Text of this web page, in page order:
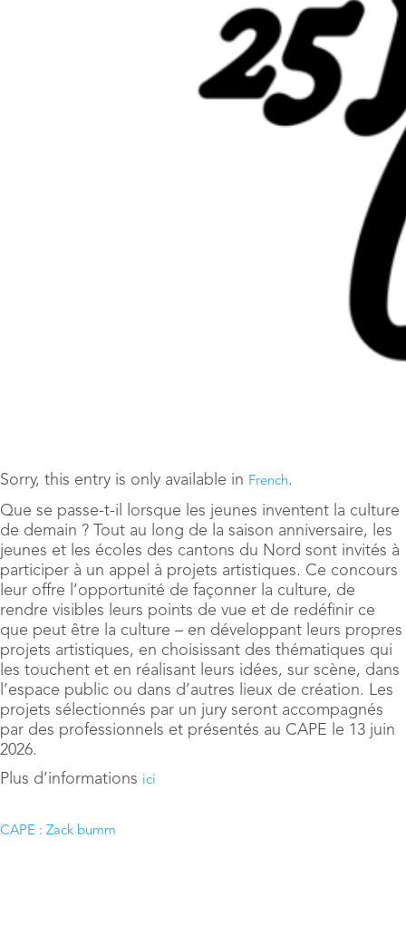
Sorry, this entry is only available in French.
Que se passe-t-il lorsque les jeunes inventent la culture
de demain ? Tout au long de la saison anniversaire, les
jeunes et les écoles des cantons du Nord sont invités à
participer à un appel à projets artistiques. Ce concours
leur offre l’opportunité de façonner la culture, de
rendre visibles leurs points de vue et de redéfinir ce
que peut être la culture – en développant leurs propres
projets artistiques, en choisissant des thématiques qui
les touchent et en réalisant leurs idées, sur scène, dans
l’espace public ou dans d’autres lieux de création. Les
projets sélectionnés par un jury seront accompagnés
par des professionnels et présentés au CAPE le 13 juin
2026.
Plus d’informations ici
CAPE : Zack bumm